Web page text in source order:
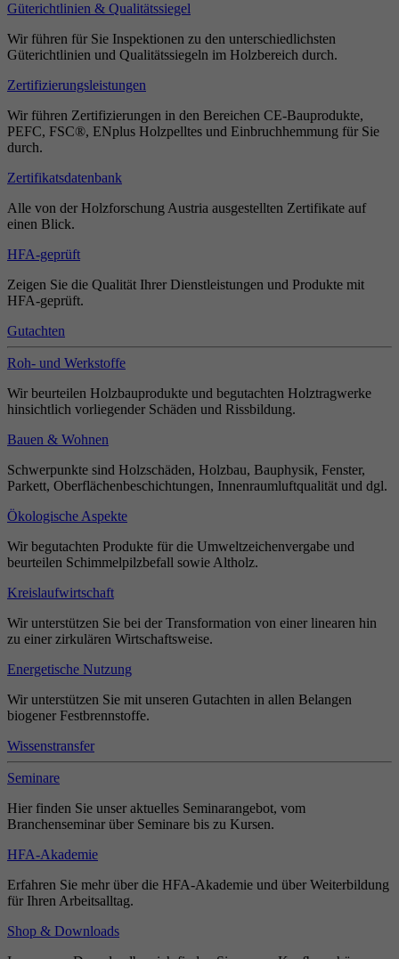
Güterichtlinien & Qualitätssiegel
Wir führen für Sie Inspektionen zu den unterschiedlichsten
Güterichtlinien und Qualitätssiegeln im Holzbereich durch.
Zertifizierungsleistungen
Wir führen Zertifizierungen in den Bereichen CE-Bauprodukte,
PEFC, FSC®, ENplus Holzpelltes und Einbruchhemmung für Sie
durch.
Zertifikatsdatenbank
Alle von der Holzforschung Austria ausgestellten Zertifikate auf
einen Blick.
HFA-geprüft
Zeigen Sie die Qualität Ihrer Dienstleistungen und Produkte mit
HFA-geprüft.
Gutachten
Roh- und Werkstoffe
Wir beurteilen Holzbauprodukte und begutachten Holztragwerke
hinsichtlich vorliegender Schäden und Rissbildung.
Bauen & Wohnen
Schwerpunkte sind Holzschäden, Holzbau, Bauphysik, Fenster,
Parkett, Oberflächenbeschichtungen, Innenraumluftqualität und dgl.
Ökologische Aspekte
Wir begutachten Produkte für die Umweltzeichenvergabe und
beurteilen Schimmelpilzbefall sowie Altholz.
Kreislaufwirtschaft
Wir unterstützen Sie bei der Transformation von einer linearen hin
zu einer zirkulären Wirtschaftsweise.
Energetische Nutzung
Wir unterstützen Sie mit unseren Gutachten in allen Belangen
biogener Festbrennstoffe.
Wissenstransfer
Seminare
Hier finden Sie unser aktuelles Seminarangebot, vom
Branchenseminar über Seminare bis zu Kursen.
HFA-Akademie
Erfahren Sie mehr über die HFA-Akademie und über Weiterbildung
für Ihren Arbeitsalltag.
Shop & Downloads